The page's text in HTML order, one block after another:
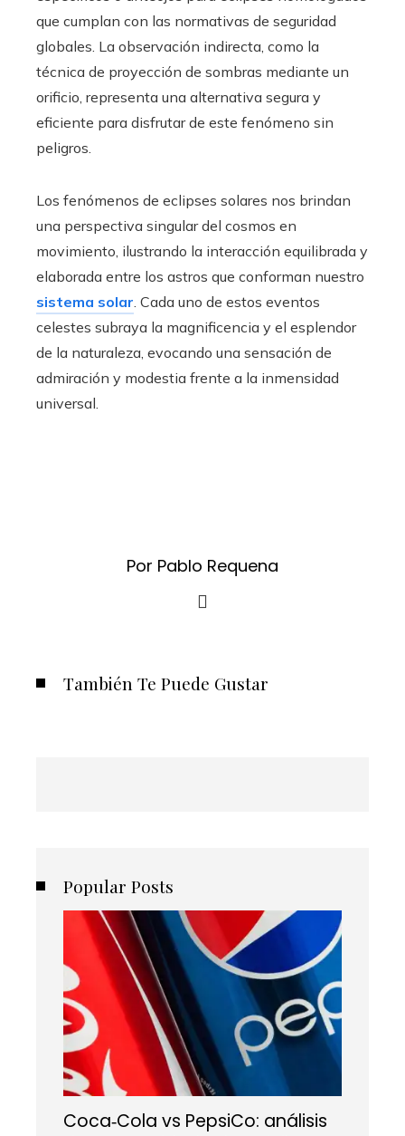
que cumplan con las normativas de seguridad
globales. La observación indirecta, como la
técnica de proyección de sombras mediante un
orificio, representa una alternativa segura y
eficiente para disfrutar de este fenómeno sin
peligros.
Los fenómenos de eclipses solares nos brindan
una perspectiva singular del cosmos en
movimiento, ilustrando la interacción equilibrada y
elaborada entre los astros que conforman nuestro
sistema solar. Cada uno de estos eventos
celestes subraya la magnificencia y el esplendor
de la naturaleza, evocando una sensación de
admiración y modestia frente a la inmensidad
universal.
Por Pablo Requena
También Te Puede Gustar
Popular Posts
Coca‑Cola vs PepsiCo: análisis